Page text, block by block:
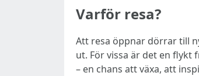
Varför resa?
Att resa öppnar dörrar till
ut. För vissa är det en flykt
– en chans att växa, att